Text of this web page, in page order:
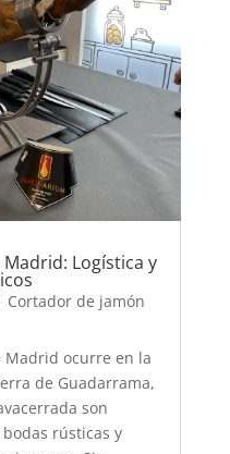
Logística y
Cortador de jamón
Madrid ocurre en la
de Guadarrama,
son
rústicas y